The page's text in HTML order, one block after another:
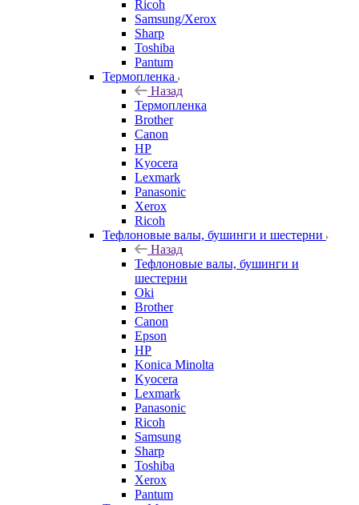
Ricoh
Samsung/Xerox
Sharp
Toshiba
Pantum
Термопленка
Назад
Термопленка
Brother
Canon
HP
Kyocera
Lexmark
Panasonic
Xerox
Ricoh
Тефлоновые валы, бушинги и шестерни
Назад
Тефлоновые валы, бушинги и
шестерни
Oki
Brother
Canon
Epson
HP
Konica Minolta
Kyocera
Lexmark
Panasonic
Ricoh
Samsung
Sharp
Toshiba
Xerox
Pantum